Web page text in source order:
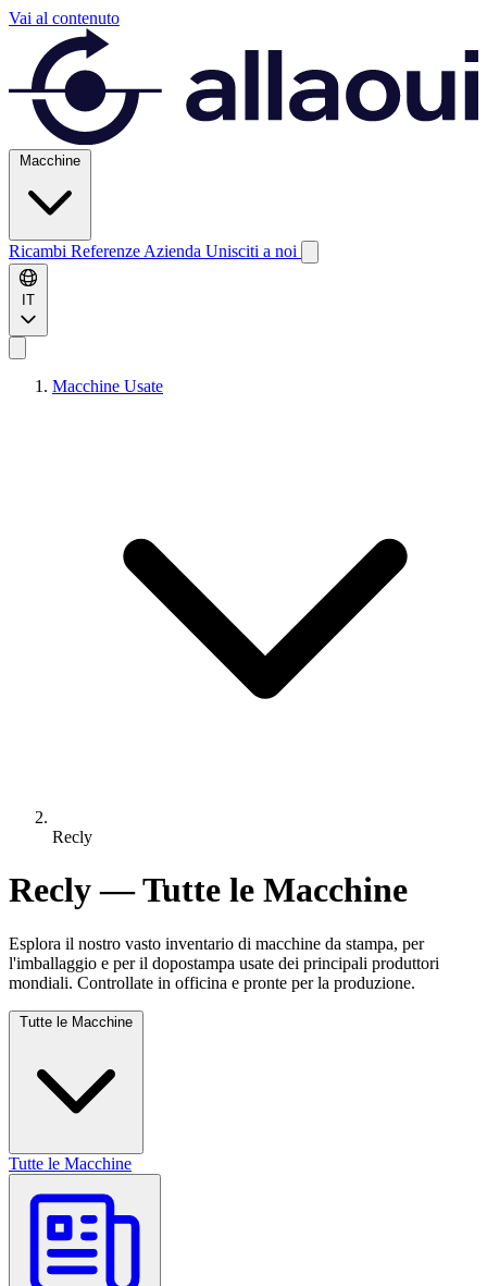
Vai al contenuto
Macchine
Ricambi Referenze Azienda Unisciti a noi
IT
Macchine Usate
Recly
Recly — Tutte le Macchine
Esplora il nostro vasto inventario di macchine da stampa, per
l'imballaggio e per il dopostampa usate dei principali produttori
mondiali. Controllate in officina e pronte per la produzione.
Tutte le Macchine
Tutte le Macchine